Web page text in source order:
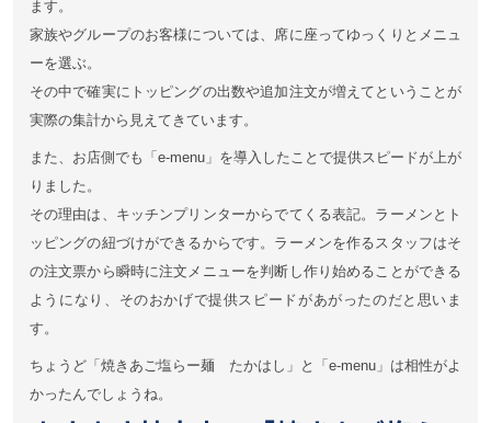
ます。
家族やグループのお客様については、席に座ってゆっくりとメニュ
ーを選ぶ。
その中で確実にトッピングの出数や追加注文が増えてということが
実際の集計から見えてきています。
また、お店側でも「e-menu」を導入したことで提供スピードが上が
りました。
その理由は、キッチンプリンターからでてくる表記。ラーメンとト
ッピングの紐づけができるからです。ラーメンを作るスタッフはそ
の注文票から瞬時に注文メニューを判断し作り始めることができる
ようになり、そのおかげで提供スピードがあがったのだと思いま
す。
ちょうど「焼きあご塩らー麺 たかはし」と「e-menu」は相性がよ
かったんでしょうね。